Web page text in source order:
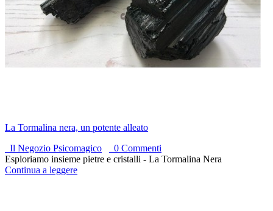
La Tormalina nera, un potente alleato
Il Negozio Psicomagico
0 Commenti
Esploriamo insieme pietre e cristalli - La Tormalina Nera
Continua a leggere